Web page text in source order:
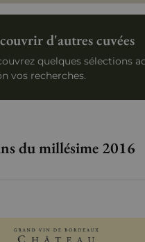
d'autres cuvées
quelques sélections
vos recherches.
du millésime 2016